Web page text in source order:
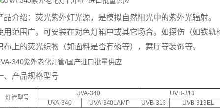
品介绍：荧光紫外灯光源，是模拟自然阳光中的紫外光辐射。
用范围广。可安装在对色灯箱中或其它场合。如探伤（如铁
布上的荧光织物（如面料是否有磷等），舞厅等装饰等。
340紫外老化灯管/国产进口批量供应
、产品规格型号
灯管型号
UVA-340
UVB-313
UVA-340
UVA-340LAMP UVB-313
UVB-313EL